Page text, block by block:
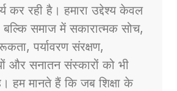
कर रही है। हमारा उद्देश्य केवल
बल्कि समाज में सकारात्मक सोच,
पर्यावरण संरक्षण,
और सनातन संस्कारों को भी
हम मानते हैं कि जब शिक्षा के